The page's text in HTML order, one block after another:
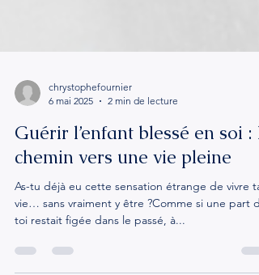
6 mai 2025
2 min de lecture
Guérir l’enfant blessé en soi :
chemin vers une vie pleine
As-tu déjà eu cette sensation étrange de vivre ta